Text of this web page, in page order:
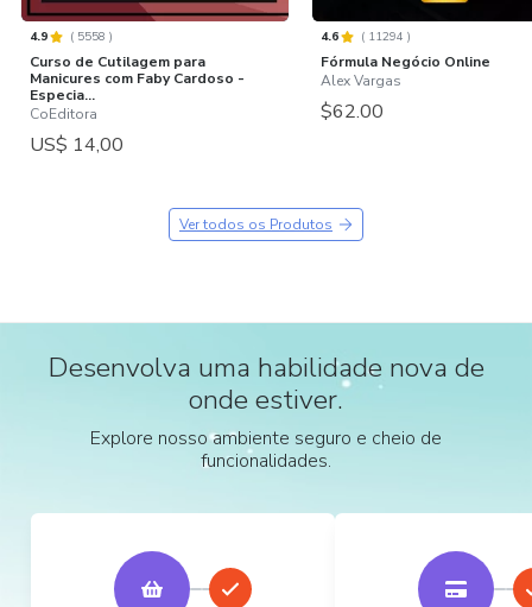
4.9 ( 5558 )
Curso de Cutilagem para
Manicures com Faby Cardoso -
Especia...
CoEditora
US$ 14,00
4.6 ( 11294 )
Fórmula Negócio Online
Alex Vargas
$62.00
Ver todos os Produtos
Desenvolva uma habilidade nova de
onde estiver.
Explore nosso ambiente seguro e cheio de
funcionalidades.